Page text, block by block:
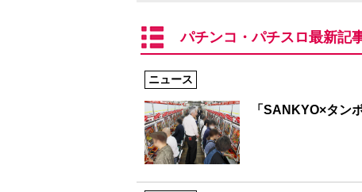
パチンコ・パチスロ最新記
ニュース
「SANKYO×タン